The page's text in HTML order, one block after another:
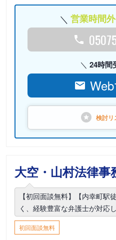
営業時間外
24時間
検討リ
大空・山村法律事
【初回面談無料】【内幸町駅
く、経験豊富な弁護士が対応
初回面談無料